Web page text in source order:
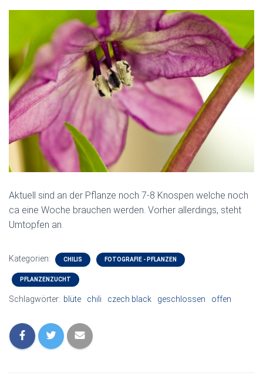
Aktuell sind an der Pflanze noch 7-8 Knospen welche noch
ca eine Woche brauchen werden. Vorher allerdings, steht
Umtopfen an.
Kategorien: CHILIS FOTOGRAFIE - PFLANZEN
PFLANZENZUCHT
Schlagwörter: blüte chili czech black geschlossen offen